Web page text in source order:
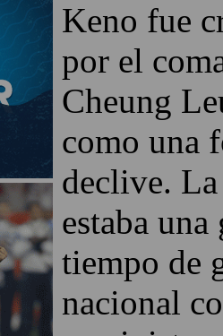
Keno fue
por el
Cheung
como una
declive.
estaba
tiempo de
nacional